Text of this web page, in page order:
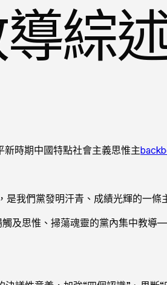
綜
時期中國特點社會主義思惟主
我們黨發明汗青、成績光輝的一條
及思惟、掃蕩魂靈的黨內集中教